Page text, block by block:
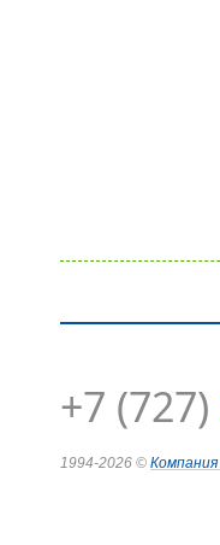
+7 (727)
1994-2026 © Компания